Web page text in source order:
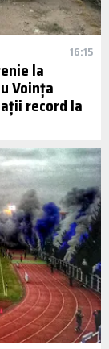
16:15
la
Voința
record la